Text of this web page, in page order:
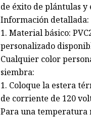
de éxito de plántulas y
Información detallada:
1. Material básico:
personalizado
Cualquier color
siembra:
1. Coloque la estera
de corriente de 120
Para una temperatura